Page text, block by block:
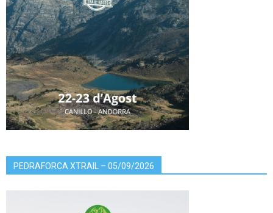
PEDRAFORCA XTRAIL – 05/09/2026